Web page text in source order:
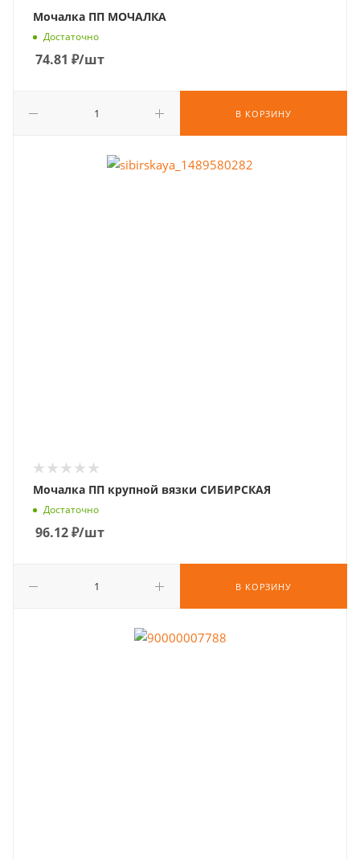
Мочалка ПП МОЧАЛКА
Достаточно
74.81 ₽/шт
В КОРЗИНУ
Мочалка ПП крупной вязки СИБИРСКАЯ
Достаточно
96.12₽/шт
В КОРЗИНУ